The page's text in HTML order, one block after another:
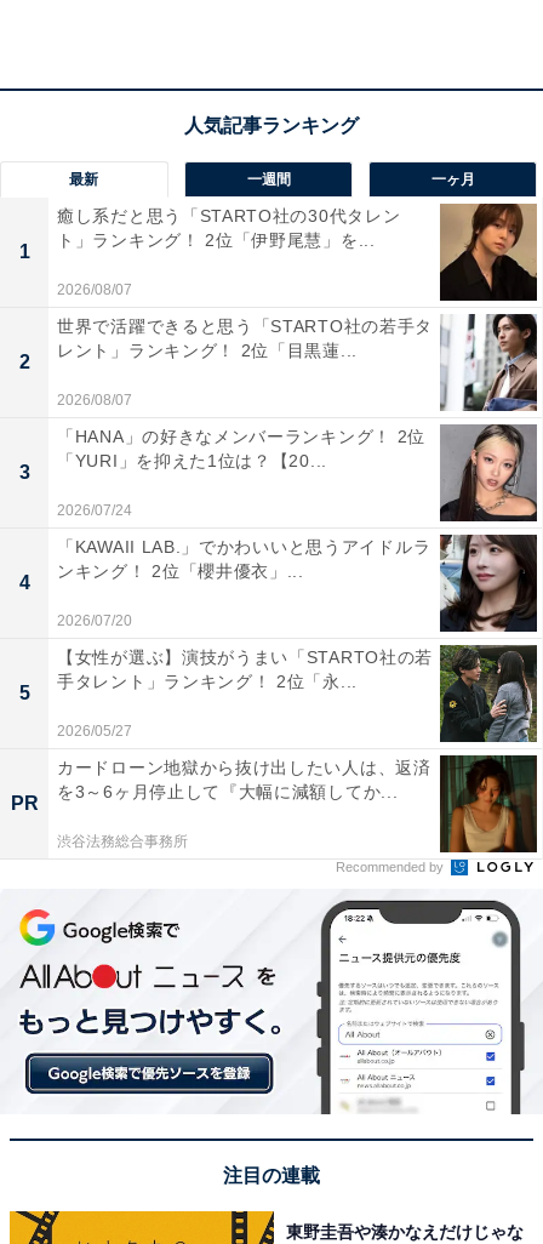
1位「ともさかりえ」
初代『金田一少年の事件簿』（画像出典：
そして1位に選ばれたのは、初代『金田一少年の事件
年味あふれる金田一となった堂本剛さんとのペアも、絵
かさんは、社会現象ともなった初代『金田一少年の事件
最新 一週間 一ヶ月
1
癒し系だと思う「STARTO社の30代タレン
ト」ランキング！ 2位「伊野尾慧」を...
2026/08/07
2
世界で活躍できると思う「STARTO社の若手タ
レント」ランキング！ 2位「目黒蓮...
2026/08/07
3
「HANA」の好きなメンバーランキング！ 2位
「YURI」を抑えた1位は？【20...
2026/07/24
4
「KAWAII LAB.」でかわいいと思うアイドルラ
ンキング！ 2位「櫻井優衣」...
2026/07/20
5
【女性が選ぶ】演技がうまい「STARTO社の若
手タレント」ランキング！ 2位「永...
2026/05/27
PR
カードローン地獄から抜け出したい人は、返済
を3～6ヶ月停止して『大幅に減額してか...
渋谷法務総合事務所
Recommended by
注目の連載
東野圭吾や湊かなえだけじゃな